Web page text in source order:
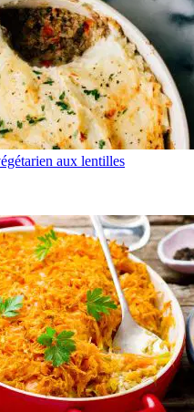
aux lentilles